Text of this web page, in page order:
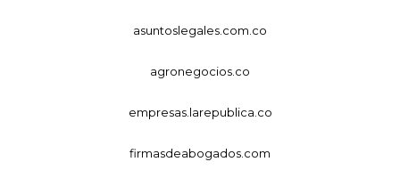
asuntoslegales.com.co
agronegocios.co
empresas.larepublica.co
firmasdeabogados.com